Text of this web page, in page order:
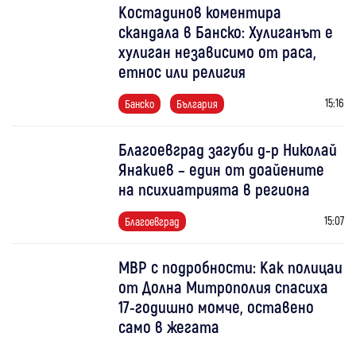
Костадинов коментира
скандала в Банско: Хулиганът е
хулиган независимо от раса,
етнос или религия
Банско България 15:16
Благоевград загуби д-р Николай
Янакиев – един от доайените
на психиатрията в региона
Благоевград 15:07
МВР с подробности: Как полицаи
от Долна Митрополия спасиха
17-годишно момче, оставено
само в жегата